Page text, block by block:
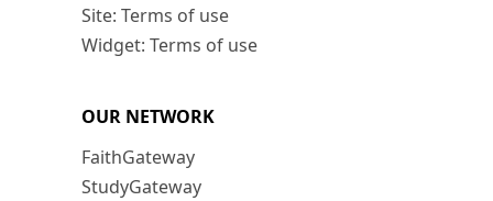
Site: Terms of use
Widget: Terms of use
OUR NETWORK
FaithGateway
StudyGateway